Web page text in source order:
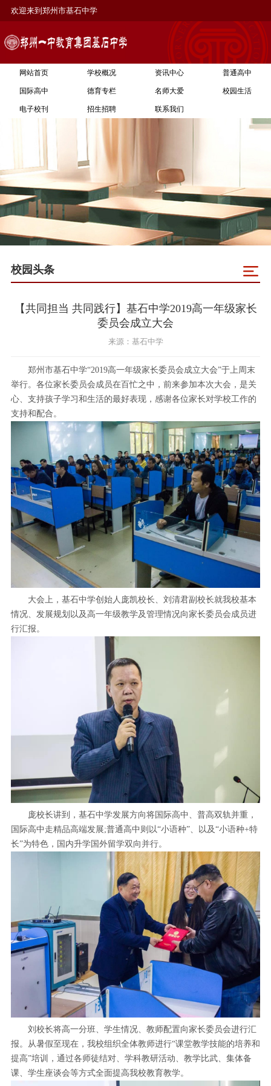
欢迎来到郑州市基石中学
网站首页 学校概况 资讯中心 普通高中
国际高中 德育专栏 名师大爱 校园生活
电子校刊 招生招聘 联系我们
校园头条
【共同担当 共同践行】基石中学2019高一年级家长
委员会成立大会
来源：基石中学
郑州市基石中学“2019高一年级家长委员会成立大会”于上周末
举行。各位家长委员会成员在百忙之中，前来参加本次大会，是关
心、支持孩子学习和生活的最好表现，感谢各位家长对学校工作的
支持和配合。
大会上，基石中学创始人庞凯校长、刘清君副校长就我校基本
情况、发展规划以及高一年级教学及管理情况向家长委员会成员进
行汇报。
庞校长讲到，基石中学发展方向将国际高中、普高双轨并重，
国际高中走精品高端发展;普通高中则以“小语种”、以及“小语种+特
长”为特色，国内升学国外留学双向并行。
刘校长将高一分班、学生情况、教师配置向家长委员会进行汇
报。从暑假至现在，我校组织全体教师进行“课堂教学技能的培养和
提高”培训，通过各师徒结对、学科教研活动、教学比武、集体备
课、学生座谈会等方式全面提高我校教育教学。